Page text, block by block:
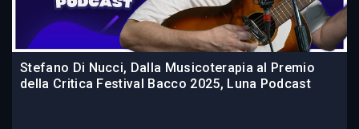
Stefano Di Nucci, Dalla Musicoterapia al Premio
della Critica Festival Bacco 2025, Luna Podcast